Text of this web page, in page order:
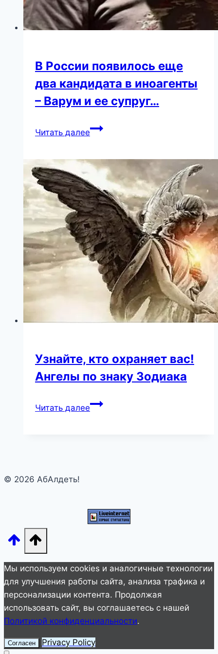
В России появилось еще
два кандидата в иноагенты
– Варум и ее супруг…
Читать далееВ
еще
кандидата
в
иноагенты
–
Варум
и
ее
супруг…
Узнайте, кто охраняет вас!
Ангелы по знаку Зодиака
Читать далееУзнайте,
© 2026 АбАлдеть!
Мы используем cookies и аналогичные технологии
для улучшения работы сайта, анализа трафика и
персонализации контента. Продолжая
использовать сайт, вы соглашаетесь с нашей
Политикой конфиденциальности.
Согласен Privacy Policy